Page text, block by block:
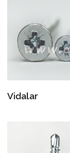
Vidalar